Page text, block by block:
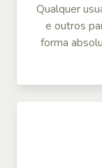
Qualquer
e outros
forma